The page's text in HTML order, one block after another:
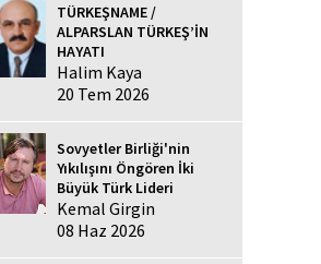
TÜRKEŞNAME /
ALPARSLAN TÜRKEŞ’İN
HAYATI
Halim Kaya
20 Tem 2026
Sovyetler Birliği'nin
Yıkılışını Öngören İki
Büyük Türk Lideri
Kemal Girgin
08 Haz 2026